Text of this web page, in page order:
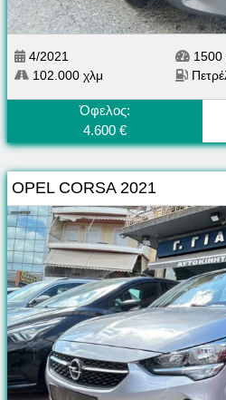
4/2021
102.000 χλμ
1500
Όφελος:
4.600 €
OPEL CORSA 2021